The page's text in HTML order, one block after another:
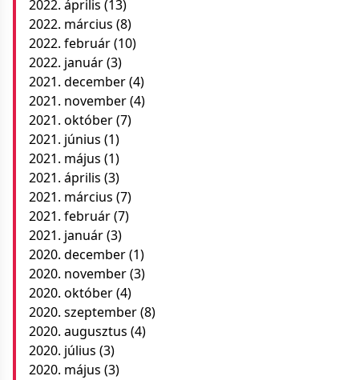
2022. április (13)
2022. március (8)
2022. február(10)
2022. január(3)
2021. december(4)
2021. november(4)
2021. október(7)
2021. június (1)
2021. május (1)
2021. április (3)
2021. március (7)
2021. február(7)
2021. január(3)
2020. december(1)
2020. november(3)
2020. október(4)
2020. szeptember(8)
2020. augusztus (4)
2020. július (3)
2020. május (3)